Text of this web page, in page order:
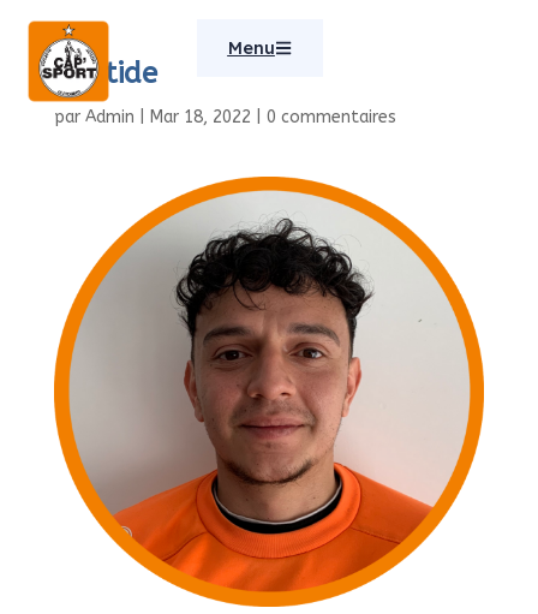
Menu
Aristide
par Admin Mar 18, 2022 0 commentaires